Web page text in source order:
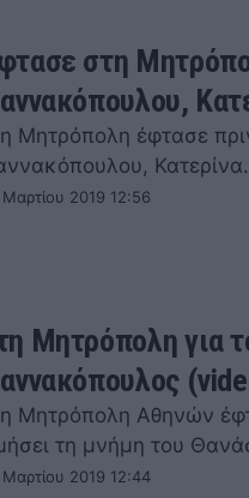
στη
Μητρόπολη έφτασε
Κατερίνα.
2019 12:56
Μητρόπολη για
Μητρόπολη Αθηνών
τη μνήμη του
2019 12:44